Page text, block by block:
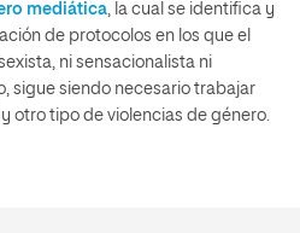
mediática, la cual se identifica y
de protocolos en los que el
ni sensacionalista ni
sigue siendo necesario trabajar
otro tipo de violencias de género.